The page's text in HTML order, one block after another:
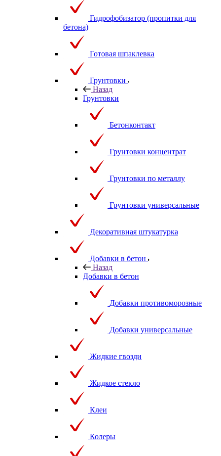
Гидрофобизатор (пропитки для
бетона)
Готовая шпаклевка
Грунтовки
Назад
Грунтовки
Бетонконтакт
Грунтовки концентрат
Грунтовки по металлу
Грунтовки универсальные
Декоративная штукатурка
Добавки в бетон
Назад
Добавки в бетон
Добавки противоморозные
Добавки универсальные
Жидкие гвозди
Жидкое стекло
Клеи
Колеры